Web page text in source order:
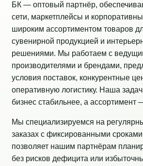
БК — оптовый партнёр,
сети, маркетплейсы и
широким ассортиментом товаров
сувенирной продукцией и
решениями. Мы работаем с
производителями и брендами,
условия поставок, конкурентные
оперативную логистику. Наша
бизнес стабильнее, а ассортимент
Мы специализируемся на
заказах с фиксированными
позволяет нашим партнёрам
без рисков дефицита или